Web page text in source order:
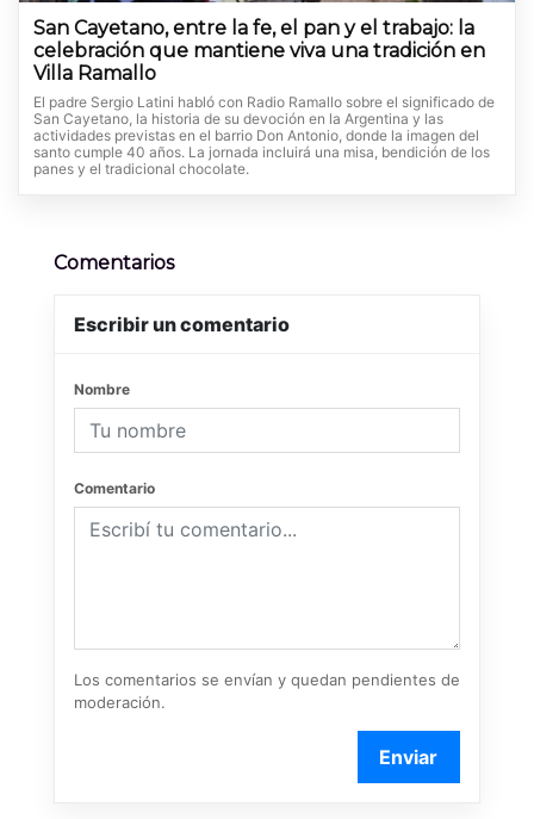
San Cayetano, entre la fe, el pan y el trabajo: la
celebración que mantiene viva una tradición en
Villa Ramallo
El padre Sergio Latini habló con Radio Ramallo sobre el significado de
San Cayetano, la historia de su devoción en la Argentina y las
actividades previstas en el barrio Don Antonio, donde la imagen del
santo cumple 40 años. La jornada incluirá una misa, bendición de los
panes y el tradicional chocolate.
Comentarios
Escribir un comentario
Nombre
Comentario
Los comentarios se envían y quedan pendientes de
moderación.
Enviar